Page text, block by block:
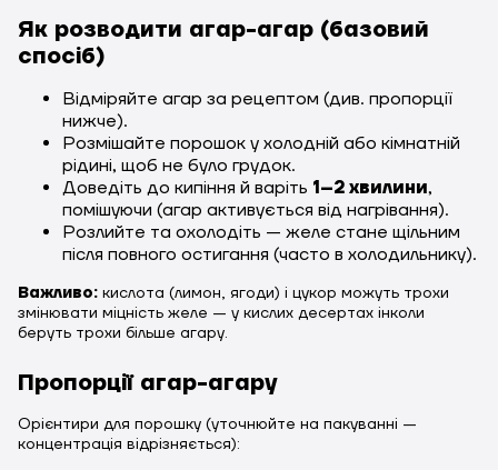
Як розводити агар-агар (базовий
спосіб)
Відміряйте агар за рецептом (див. пропорції
нижче).
Розмішайте порошок у холодній або кімнатній
рідині, щоб не було грудок.
Доведіть до кипіння й варіть 1–2 хвилини,
помішуючи (агар активується від нагрівання).
Розлийте та охолодіть — желе стане щільним
після повного остигання (часто в холодильнику).
Важливо: кислота (лимон, ягоди) і цукор можуть трохи
змінювати міцність желе — у кислих десертах інколи
беруть трохи більше агару.
Пропорції агар-агару
Орієнтири для порошку (уточнюйте на пакуванні —
концентрація відрізняється):